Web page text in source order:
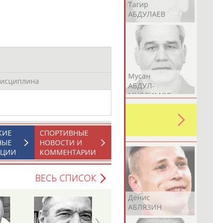
Тагир
АБДУЛАЕВ
Мусан
АБДУЛ-
МУСЛИМОВ
либо ошибку в уже
страны!
Уулу Азамат
АБИБИЛЛА
Денис
АБЛЯЗИН
СПОРТИВНЫЕ
НОВОСТИ И
КОММЕНТАРИИ
ВЕСЬ СПИСОК